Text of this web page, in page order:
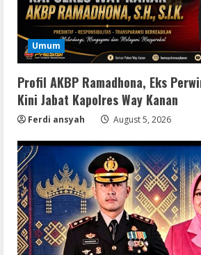
Umum
Profil AKBP Ramadhona, Eks
Kini Jabat Kapolres Way Kanan
Ferdi ansyah August 5, 2026
2
VMware
Activator Final
August 6, 2026
Serialers
MATLAB Crack +